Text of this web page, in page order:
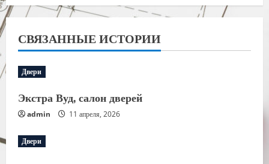
СВЯЗАННЫЕ ИСТОРИИ
Двери
Экстра Вуд, салон дверей
admin 11 апреля, 2026
Двери